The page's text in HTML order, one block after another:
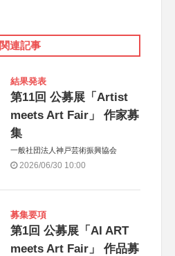
関連記事
結果発表
第11回 公募展「Artist
meets Art Fair」 作家募
集
一般社団法人神戸芸術振興協会
2026/06/30 10:00
募集要項
第1回 公募展「AI ART
meets Art Fair」 作品募